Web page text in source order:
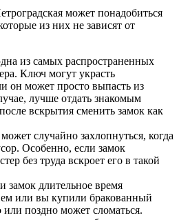
может понадобиться
из них не зависят от
из самых распространенных
Ключ могут украсть
он может просто выпасть из
лучше отдать знакомым
вскрытия сменить замок как
случайно захлопнуться, когда
Особенно, если замок
без труда вскроет его в такой
замок длительное время
или вы купили бракованный
поздно может сломаться.